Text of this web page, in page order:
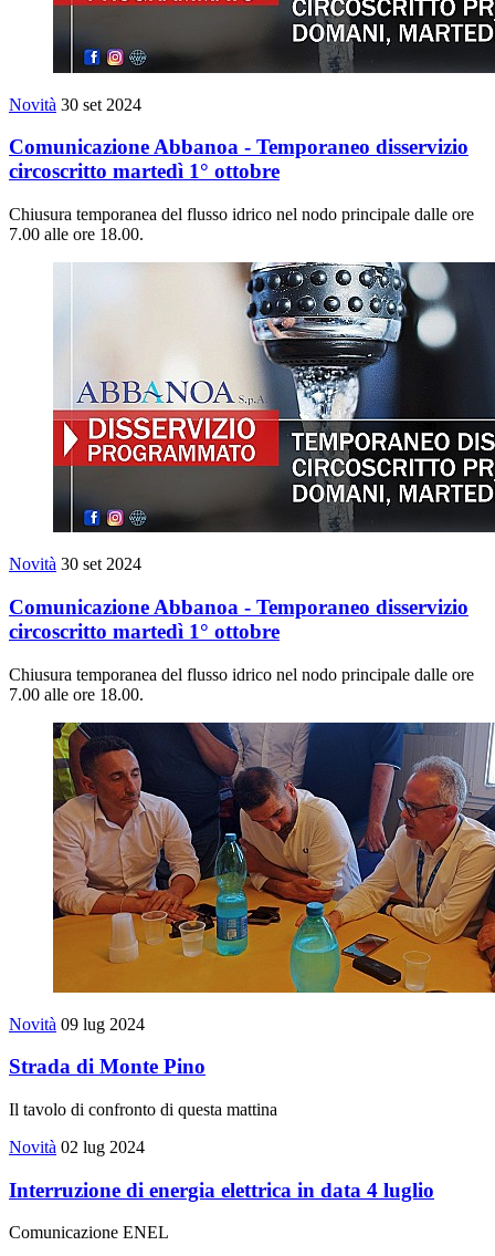
Novità 30 set 2024
Comunicazione Abbanoa - Temporaneo disservizio
circoscritto martedì 1° ottobre
Chiusura temporanea del flusso idrico nel nodo principale dalle ore
7.00 alle ore 18.00.
Novità 30 set 2024
Comunicazione Abbanoa - Temporaneo disservizio
circoscritto martedì 1° ottobre
Chiusura temporanea del flusso idrico nel nodo principale dalle ore
7.00 alle ore 18.00.
Novità 09 lug 2024
Strada di Monte Pino
Il tavolo di confronto di questa mattina
Novità 02 lug 2024
Interruzione di energia elettrica in data 4 luglio
Comunicazione ENEL